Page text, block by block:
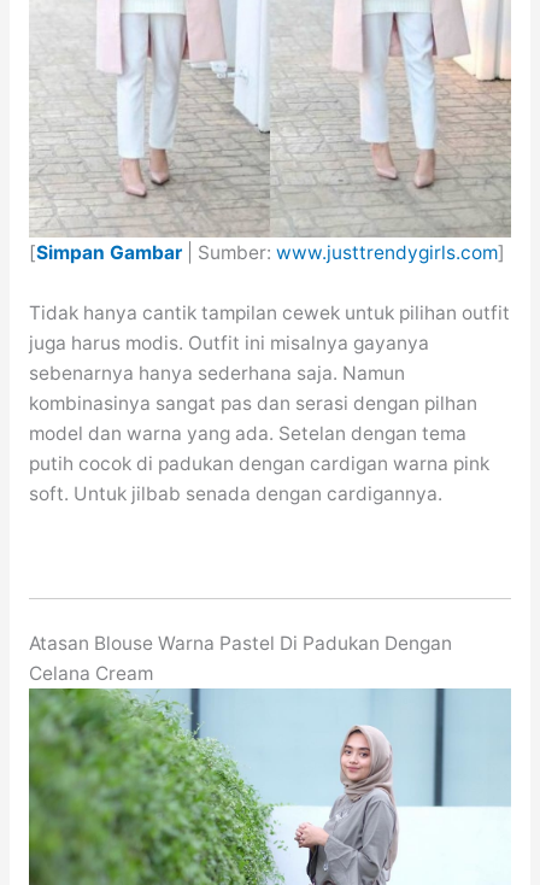
[Simpan Gambar| Sumber: www.justtrendygirls.com]
Tidak hanya cantik tampilan cewek untuk pilihan outfit
juga harus modis. Outfit ini misalnya gayanya
sebenarnya hanya sederhana saja. Namun
kombinasinya sangat pas dan serasi dengan pilhan
model dan warna yang ada. Setelan dengan tema
putih cocok di padukan dengan cardigan warna pink
soft. Untuk jilbab senada dengan cardigannya.
Atasan Blouse Warna Pastel Di Padukan Dengan
Celana Cream